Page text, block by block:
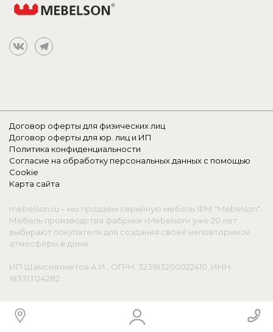
Договор оферты для физических лиц
Договор оферты для юр. лиц и ИП
Политика конфиденциальности
Согласие на обработку персональных данных с помощью
Cookie
Карта сайта
mebelson.ru – мы продаем серийную мебель ФМ "Mebelson".
Мебель производства фабрики «Mebelson» уже 20 лет
выбирают покупатели для создания своей неповторимой
атмосферы в доме.
ИП Шамсияхметов А.И., ОГРН: 323183200022410, ИНН:
183313124282